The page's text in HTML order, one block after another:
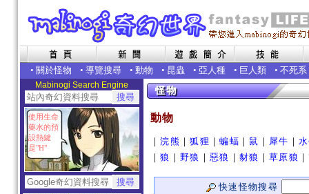
• 關於怪物 • 導覽搜尋 • 動物 • 昆蟲 • 亞人種 • 巨人類 • 不死系
Mabinogi Search Engine
使用生命
藥水的預
設熱鍵
是"H"
動物
｜浣熊 ｜狐狸 ｜蝙蝠 ｜ 鼠 ｜ 犀牛 ｜
｜狼 ｜野狼 ｜惡狼 ｜豺狼 ｜草原狼 ｜
快速怪物搜尋